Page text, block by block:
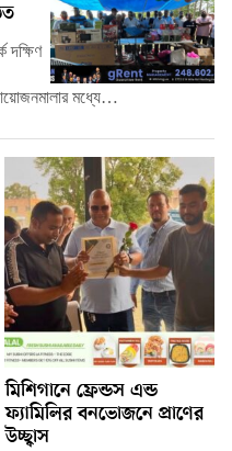
দক্ষিণ
মধ্যে…
মিশিগানে ফ্রেন্ডস এন্ড
ফ্যামিলির বনভোজনে প্রাণের
উচ্ছ্বাস